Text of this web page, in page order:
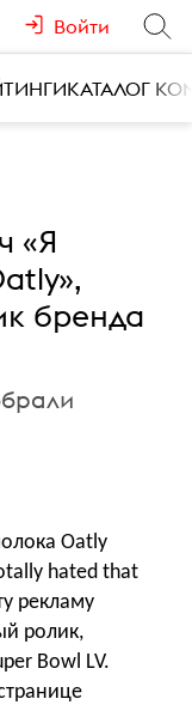
Войти
КАТАЛОГ
«Я
бренда
Oatly
hated that
рекламу
ролик,
Bowl LV.